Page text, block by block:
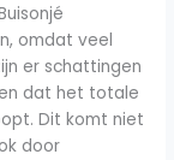
omdat veel
er schattingen
dat het totale
Dit komt niet
door